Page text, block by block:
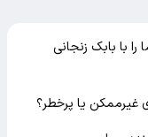
را با بابک زنجانی
غیرممکن یا پرخطر؟